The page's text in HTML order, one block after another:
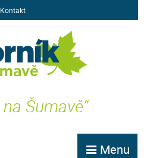
Kontakt
na Šumavě“
Menu